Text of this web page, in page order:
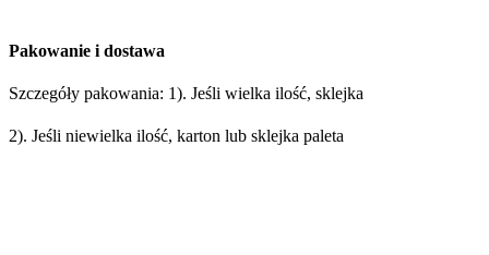
Pakowanie i dostawa
Szczegóły pakowania: 1). Jeśli wielka ilość, sklejka
2). Jeśli niewielka ilość, karton lub sklejka paleta